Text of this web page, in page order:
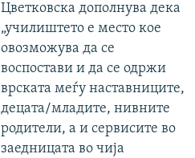
Цветковска дополнува дека
„училиштето е место кое
овозможува да се
воспостави и да се одржи
врската меѓу наставниците,
децата/младите, нивните
родители, а и сервисите во
заедницата во чија